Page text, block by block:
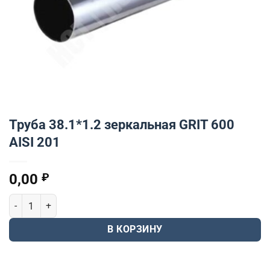
Труба 38.1*1.2 зеркальная GRIT 600
AISI 201
0,00 ₽
Количество товара Труба 38.1*1.2 зеркальная GRIT 600 AISI 201
В КОРЗИНУ